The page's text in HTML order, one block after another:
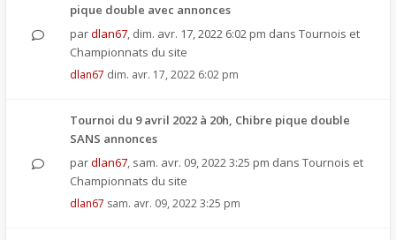
pique double avec annonces
pardlan67, dim. avr. 17, 2022 6:02 pm dans Tournois et
Championnats du site
dlan67 dim. avr. 17, 2022 6:02 pm
Tournoi du 9 avril 2022 à 20h, Chibre pique double
SANS annonces
pardlan67, sam. avr. 09, 2022 3:25 pm dans Tournois et
Championnats du site
dlan67 sam. avr. 09, 2022 3:25 pm